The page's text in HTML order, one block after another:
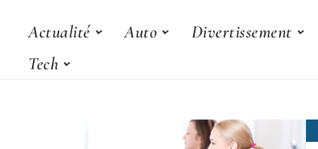
Actualité Auto Divertissement
Tech